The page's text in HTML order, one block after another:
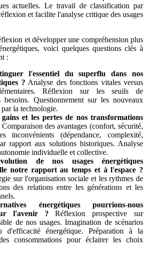
actuelles. Le travail de classification par
et facilite l'analyse critique des usages
et développer une compréhension plus
voici quelques questions clés à
:
l'essentiel du superflu dans nos
? Analyse des fonctions vitales versus
Réflexion sur les seuils de
besoins. Questionnement sur les nouveaux
la technologie.
et les pertes de nos transformations
Comparaison des avantages (confort, sécurité,
inconvénients (dépendance, complexité,
rapport aux solutions historiques. Analyse
individuelle et collective.
de nos usages énergétiques
notre rapport au temps et à l'espace ?
sur l'organisation sociale et les rythmes de
des relations entre les générations et les
énergétiques pourrions-nous
l'avenir ? Réflexion prospective sur
de nos usages. Imagination de scénarios
d'efficacité énergétique. Préparation à la
consommations pour éclairer les choix